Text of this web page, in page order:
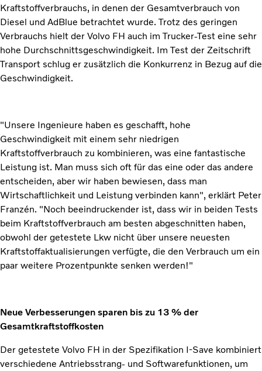
Kraftstoffverbrauchs, in denen der Gesamtverbrauch von
Diesel und AdBlue betrachtet wurde. Trotz des geringen
Verbrauchs hielt der Volvo FH auch im Trucker-Test eine sehr
hohe Durchschnittsgeschwindigkeit. Im Test der Zeitschrift
Transport schlug er zusätzlich die Konkurrenz in Bezug auf die
Geschwindigkeit.
"Unsere Ingenieure haben es geschafft, hohe
Geschwindigkeit mit einem sehr niedrigen
Kraftstoffverbrauch zu kombinieren, was eine fantastische
Leistung ist. Man muss sich oft für das eine oder das andere
entscheiden, aber wir haben bewiesen, dass man
Wirtschaftlichkeit und Leistung verbinden kann", erklärt Peter
Franzén. "Noch beeindruckender ist, dass wir in beiden Tests
beim Kraftstoffverbrauch am besten abgeschnitten haben,
obwohl der getestete Lkw nicht über unsere neuesten
Kraftstoffaktualisierungen verfügte, die den Verbrauch um ein
paar weitere Prozentpunkte senken werden!"
Neue Verbesserungen sparen bis zu 13 % der
Gesamtkraftstoffkosten
Der getestete Volvo FH in der Spezifikation I-Save kombiniert
verschiedene Antriebsstrang- und Softwarefunktionen, um